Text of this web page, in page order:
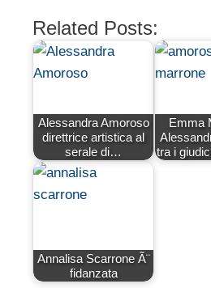
Related Posts:
Alessandra Amoroso
direttrice artistica al
serale di…
Emma
tra i
Annalisa Scarrone Ã¨
fidanzata